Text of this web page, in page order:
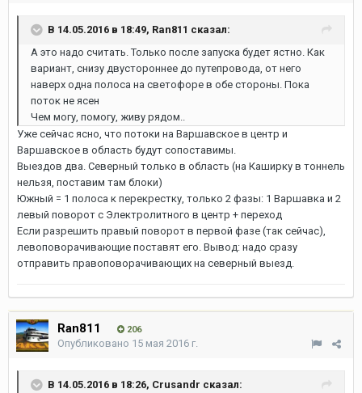
В 14.05.2016 в 18:49, Ran811 сказал:
А это надо считать. Только после запуска будет ястно. Как
вариант, снизу двустороннее до путепровода, от него
наверх одна полоса на светофоре в обе стороны. Пока
поток не ясен
Чем могу, помогу, живу рядом..
Уже сейчас ясно, что потоки на Варшавское в центр и
Варшавское в область будут сопоставимы.
Выездов два. Северный только в область (на Каширку в тоннель
нельзя, поставим там блоки)
Южный = 1 полоса к перекрестку, только 2 фазы: 1 Варшавка и 2
левый поворот с Электролитного в центр + переход
Если разрешить правый поворот в первой фазе (так сейчас),
левоповорачивающие поставят его. Вывод: надо сразу
отправить правоповорачивающих на северный выезд.
Ran811 206
Опубликовано 15 мая 2016 г.
В 14.05.2016 в 18:26, Crusandr сказал: